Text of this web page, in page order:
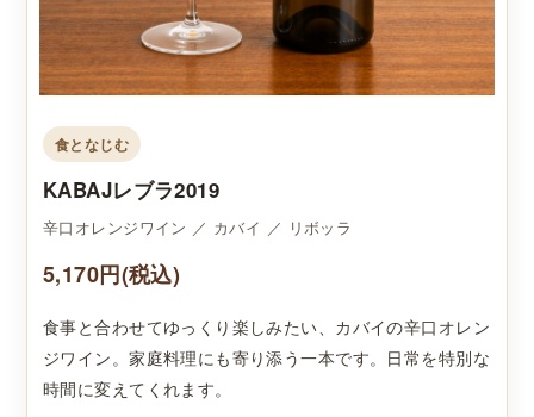
食となじむ
KABAJレブラ2019
辛口オレンジワイン ／ カバイ ／ リボッラ
5,170円(税込)
食事と合わせてゆっくり楽しみたい、カバイの辛口オレン
ジワイン。家庭料理にも寄り添う一本です。日常を特別な
時間に変えてくれます。